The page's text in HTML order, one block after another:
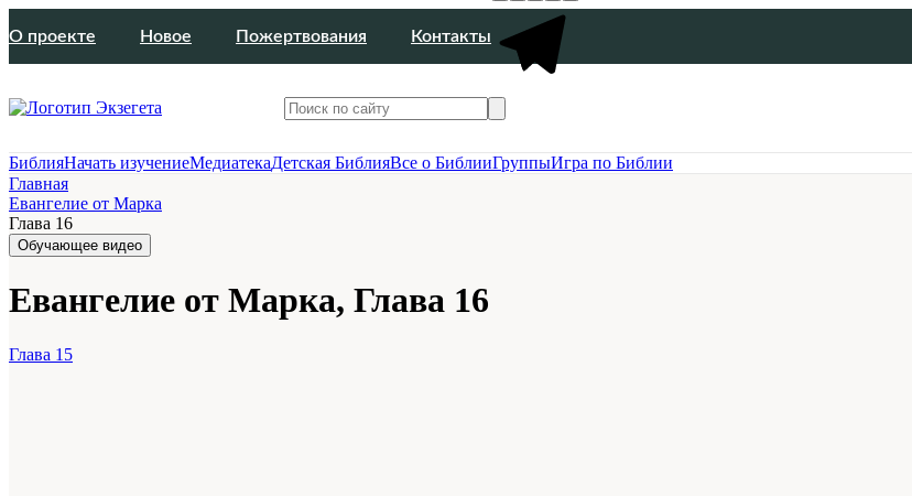
О проекте Новое Пожертвования Контакты
БиблияНачать изучениеМедиатекаДетская БиблияВсе о БиблииГруппыИгра по Библии
Главная
Евангелие от Марка
Глава 16
Обучающее видео
Евангелие от Марка, Глава 16
Глава 15